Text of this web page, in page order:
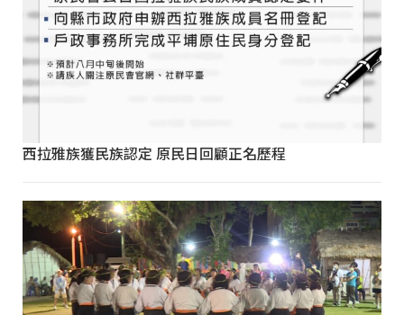
西拉雅族獲民族認定 原民日回顧正名歷程